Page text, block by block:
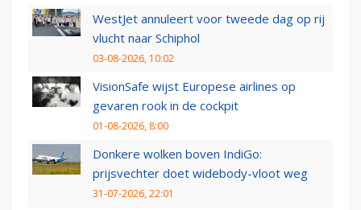
WestJet annuleert voor tweede dag op rij
vlucht naar Schiphol
03-08-2026, 10:02
VisionSafe wijst Europese airlines op
gevaren rook in de cockpit
01-08-2026, 8:00
Donkere wolken boven IndiGo:
prijsvechter doet widebody-vloot weg
31-07-2026, 22:01